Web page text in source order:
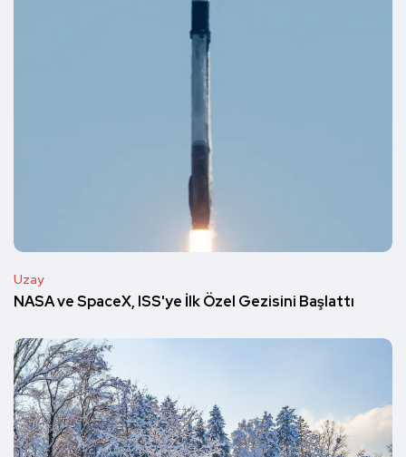
Uzay
NASA ve SpaceX, ISS'ye İlk Özel Gezisini Başlattı